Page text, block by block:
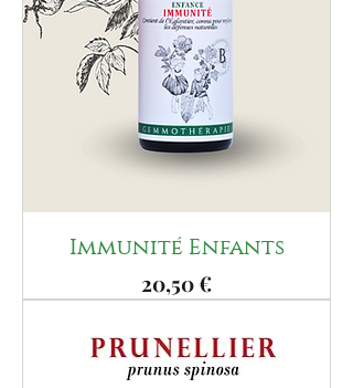
Immunité Enfants
Prix
20,50 €